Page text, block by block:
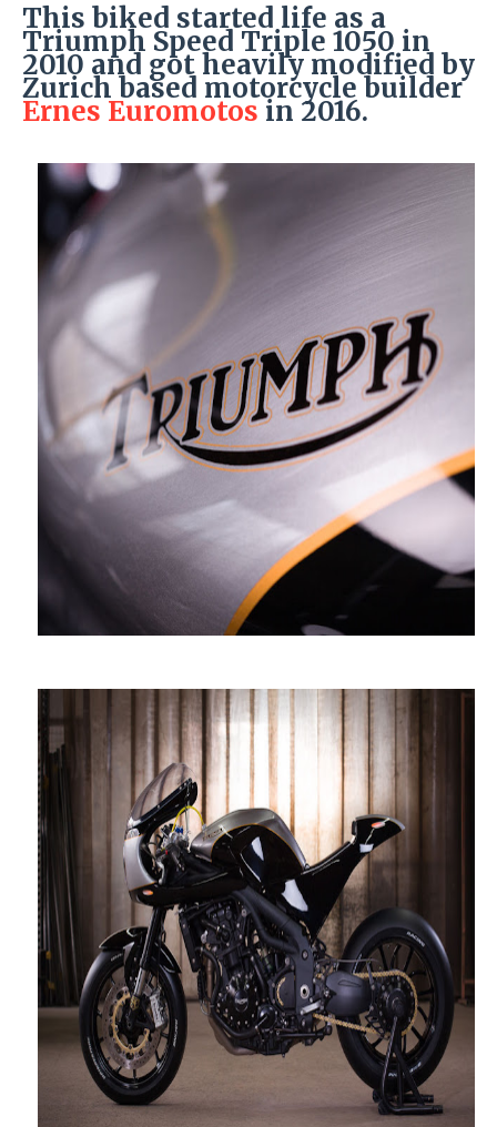
This biked started life as a
Triumph Speed Triple 1050 in
2010 and got heavily modified by
Zurich based motorcycle builder
Ernes Euromotos in 2016.